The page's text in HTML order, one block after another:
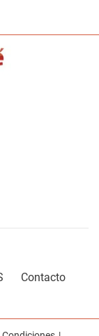
Contacto